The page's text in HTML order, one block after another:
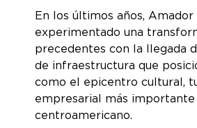
En los últimos años, Amador
experimentado una
precedentes con la llegada
de infraestructura que
como el epicentro cultural,
empresarial más
centroamericano.